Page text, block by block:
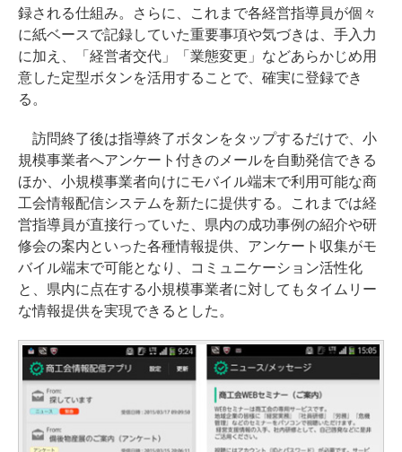
録される仕組み。さらに、これまで各経営指導員が個々
に紙ベースで記録していた重要事項や気づきは、手入力
に加え、「経営者交代」「業態変更」などあらかじめ用
意した定型ボタンを活用することで、確実に登録でき
る。
訪問終了後は指導終了ボタンをタップするだけで、小
規模事業者へアンケート付きのメールを自動発信できる
ほか、小規模事業者向けにモバイル端末で利用可能な商
工会情報配信システムを新たに提供する。これまでは経
営指導員が直接行っていた、県内の成功事例の紹介や研
修会の案内といった各種情報提供、アンケート収集がモ
バイル端末で可能となり、コミュニケーション活性化
と、県内に点在する小規模事業者に対してもタイムリー
な情報提供を実現できるとした。